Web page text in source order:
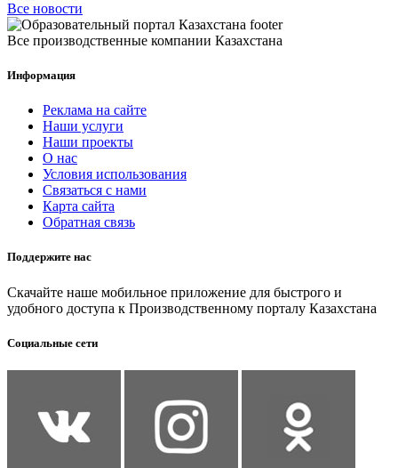
Все новости
Все производственные компании Казахстана
Информация
Реклама на сайте
Наши услуги
Наши проекты
О нас
Условия использования
Связаться с нами
Карта сайта
Обратная связь
Поддержите нас
Скачайте наше мобильное приложение для быстрого и
удобного доступа к Производственному порталу Казахстана
Социальные сети